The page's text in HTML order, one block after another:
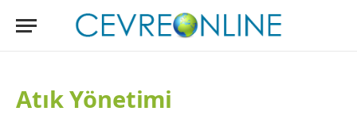
Atık Yönetimi